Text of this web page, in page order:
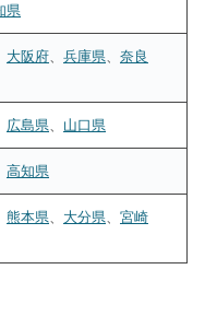
県
大阪府 兵庫県
奈良
広島県 山口県
高知県
熊本県 大分県
宮崎